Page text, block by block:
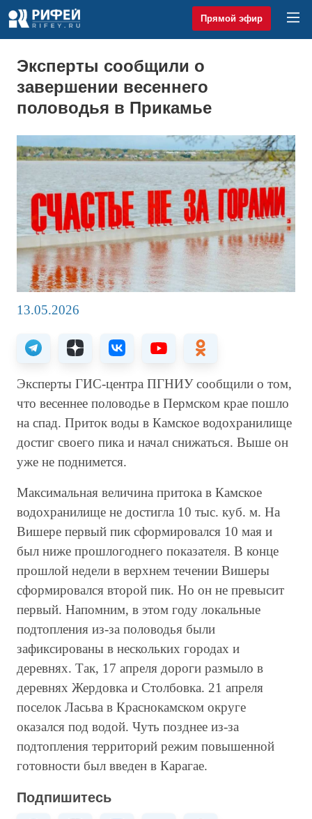
Прямой эфир
Эксперты сообщили о
завершении весеннего
половодья в Прикамье
13.05.2026
Эксперты ГИС-центра ПГНИУ сообщили о том,
что весеннее половодье в Пермском крае пошло
на спад. Приток воды в Камское водохранилище
достиг своего пика и начал снижаться. Выше он
уже не поднимется.
Максимальная величина притока в Камское
водохранилище не достигла 10 тыс. куб. м. На
Вишере первый пик сформировался 10 мая и
был ниже прошлогоднего показателя. В конце
прошлой недели в верхнем течении Вишеры
сформировался второй пик. Но он не превысит
первый. Напомним, в этом году локальные
подтопления из-за половодья были
зафиксированы в нескольких городах и
деревнях. Так, 17 апреля дороги размыло в
деревнях Жердовка и Столбовка. 21 апреля
поселок Ласьва в Краснокамском округе
оказался под водой. Чуть позднее из-за
подтопления территорий режим повышенной
готовности был введен в Карагае.
Подпишитесь